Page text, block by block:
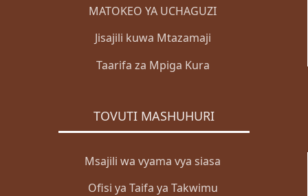
MATOKEO YA UCHAGUZI
Jisajili kuwa Mtazamaji
Taarifa za Mpiga Kura
TOVUTI MASHUHURI
Msajili wa vyama vya siasa
Ofisi ya Taifa ya Takwimu